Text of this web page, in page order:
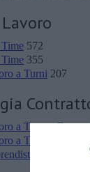
572
Time 355
a Turni 207
a Tempo
a Tempo